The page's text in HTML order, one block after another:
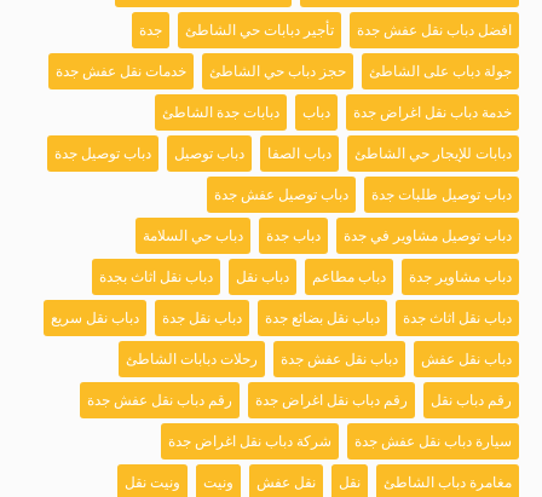
افضل دباب نقل عفش جدة تأجير دبابات حي الشاطئ جدة
جولة دباب على الشاطئ حجز دباب حي الشاطئ خدمات نقل عفش جدة
خدمة دباب نقل اغراض جدة دباب دبابات جدة الشاطئ
دبابات للإيجار حي الشاطئ دباب الصفا دباب توصيل دباب توصيل جدة
دباب توصيل طلبات جدة دباب توصيل عفش جدة
دباب توصيل مشاوير في جدة دباب جدة دباب حي السلامة
دباب مشاوير جدة دباب مطاعم دباب نقل دباب نقل اثاث بجدة
دباب نقل اثاث جدة دباب نقل بضائع جدة دباب نقل جدة دباب نقل سريع
دباب نقل عفش دباب نقل عفش جدة رحلات دبابات الشاطئ
رقم دباب نقل رقم دباب نقل اغراض جدة رقم دباب نقل عفش جدة
سيارة دباب نقل عفش جدة شركة دباب نقل اغراض جدة
مغامرة دباب الشاطئ نقل نقل عفش ونيت ونيت نقل